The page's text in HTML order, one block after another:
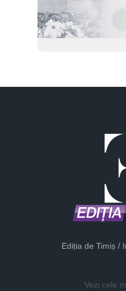
Ediția de Timiș /
Vezi cele